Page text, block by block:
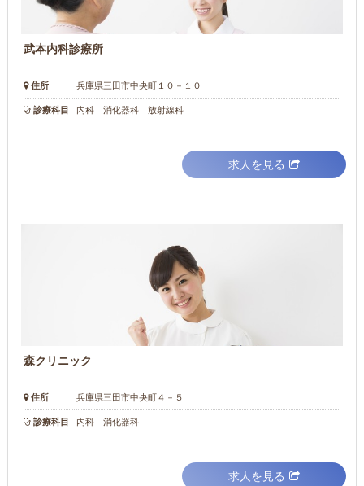
武本内科診療所
住所 兵庫県三田市中央町１０－１０
診療科目 内科 消化器科 放射線科
求人を見る
森クリニック
住所 兵庫県三田市中央町４－５
診療科目 内科 消化器科
求人を見る